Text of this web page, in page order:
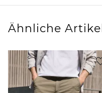
Ähnliche Artikel